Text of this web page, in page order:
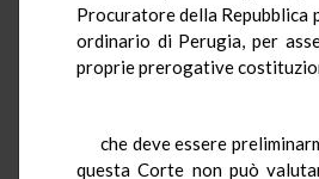
Procuratore della Repubblica
ordinario di Perugia, per
proprie prerogative
che deve essere
questa Corte non può